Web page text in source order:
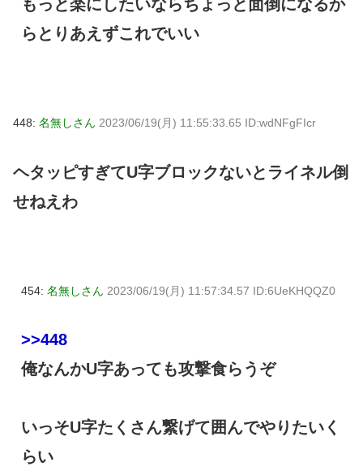
もっと楽にしたいならちょっと面倒になるか
らとりあえずこれでいい
448: 名無しさん 2023/06/19(月) 11:55:33.65 ID:wdNFgFIcr
ヘタッピすぎてU字ブロックないとライネル倒
せねえわ
454: 名無しさん 2023/06/19(月) 11:57:34.57 ID:6UeKHQQZ0
>>448
俺なんかU字あっても攻撃食らうぞ
いっそU字たくさん繋げて囲んでやりたいく
らい